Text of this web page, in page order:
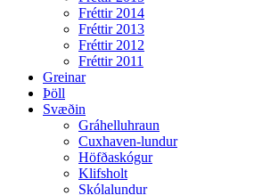
Fréttir 2014
Fréttir 2013
Fréttir 2012
Fréttir 2011
Greinar
Þöll
Svæðin
Gráhelluhraun
Cuxhaven-lundur
Höfðaskógur
Klifsholt
Skólalundur